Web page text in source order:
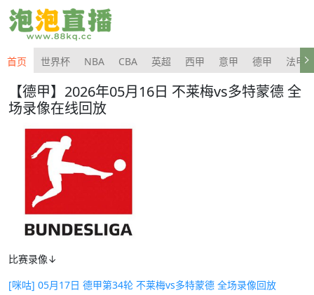
首页 世界杯 NBA CBA 英超 西甲 意甲 德甲 法甲
【德甲】2026年05月16日 不莱梅vs多特蒙德 全
场录像在线回放
比赛录像↓
[咪咕] 05月17日 德甲第34轮 不莱梅vs多特蒙德 全场录像回放